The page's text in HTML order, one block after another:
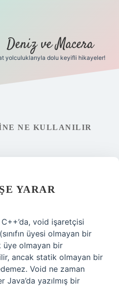
Deniz ve Macera
yolculuklarıyla dolu keyifli hikayeler!
NE KULLANILIR
YARAR
void işaretçisi
üyesi olmayan bir
olmayan bir
ancak statik olmayan bir
Void ne zaman
Java’da yazılmış bir